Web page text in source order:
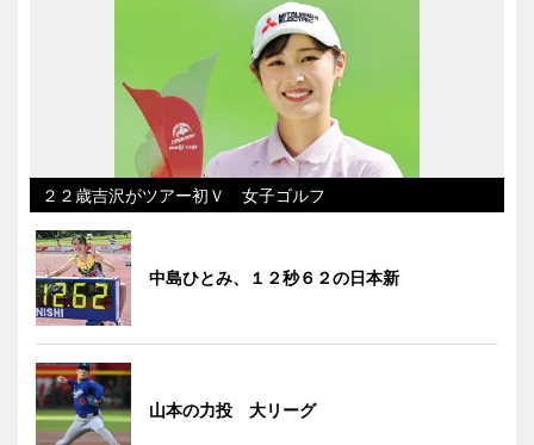
２２歳吉沢がツアー初Ｖ 女子ゴルフ
中島ひとみ、１２秒６２の日本新
山本の力投 大リーグ